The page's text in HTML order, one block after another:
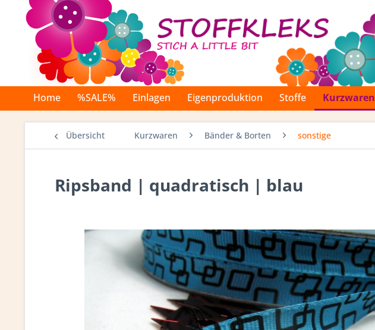
Home %SALE% Einlagen Eigenproduktion Stoffe Kurzwaren
Übersicht Kurzwaren Bänder & Borten sonstige
Ripsband | quadratisch | blau